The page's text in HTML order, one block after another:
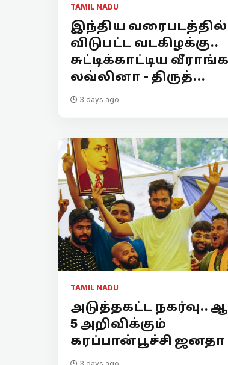
TAMIL NADU
இந்திய வரைபடத்தில்
விடுபட்ட வடகிழக்கு..
சுட்டிக்காட்டிய
லவ்லினா - திருத்...
3 days ago
TAMIL NADU
அடுத்தகட்ட நகர்வு..
5 அறிவிக்கும்
கரப்பான்பூச்சி ஜனதா